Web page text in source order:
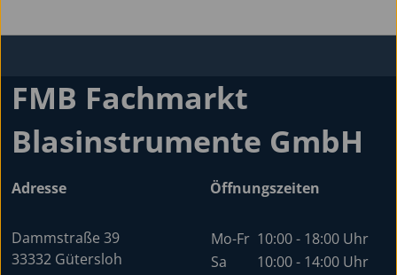
FMB Fachmarkt
Blasinstrumente GmbH
Adresse
Dammstraße 39
33332 Gütersloh
Öffnungszeiten
Mo-Fr 10:00 - 18:00 Uhr
Sa
10:00 - 14:00 Uhr